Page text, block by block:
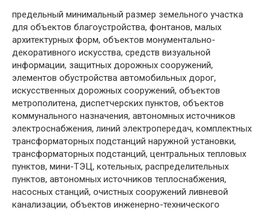
предельный минимальный размер земельного участка
для объектов благоустройства, фонтанов, малых
архитектурных форм, объектов монументально-
декоративного искусства, средств визуальной
информации, защитных дорожных сооружений,
элементов обустройства автомобильных дорог,
искусственных дорожных сооружений, объектов
метрополитена, диспетчерских пунктов, объектов
коммунального назначения, автономных источников
электроснабжения, линий электропередач, комплектных
трансформаторных подстанций наружной установки,
трансформаторных подстанций, центральных тепловых
пунктов, мини-ТЭЦ, котельных, распределительных
пунктов, автономных источников теплоснабжения,
насосных станций, очистных сооружений ливневой
канализации, объектов инженерно-технического